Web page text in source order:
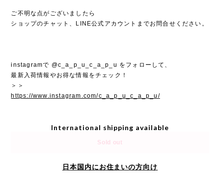
ご不明な点がございましたら
ショップのチャット、LINE公式アカウントまでお問合せください。
instagramで @c_a_p_u_c_a_p_u をフォローして、
最新入荷情報やお得な情報をチェック！
＞＞
https://www.instagram.com/c_a_p_u_c_a_p_u/
International shipping available
Sold out
日本国内にお住まいの方向け